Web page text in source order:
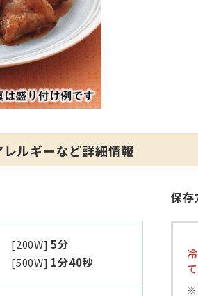
ルギーなど詳細情報
[200W]5分
[500W] 1分40秒
保存
※